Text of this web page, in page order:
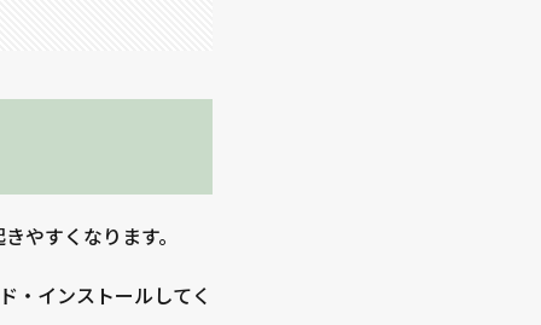
やすくなります。
・インストールしてく